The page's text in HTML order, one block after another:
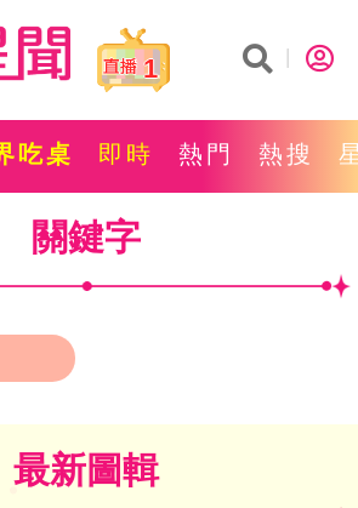
1
吃桌 即時 熱門 熱搜
關鍵字
最新圖輯